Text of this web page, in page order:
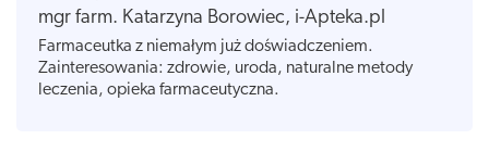
mgr farm. Katarzyna Borowiec, i-Apteka.pl
Farmaceutka z niemałym już doświadczeniem.
Zainteresowania: zdrowie, uroda, naturalne metody
leczenia, opieka farmaceutyczna.